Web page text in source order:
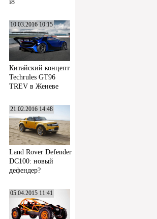
i8
10.03.2016 10:15
Китайский концепт
Techrules GT96
TREV в Женеве
21.02.2016 14:48
Land Rover Defender
DC100: новый
дефендер?
05.04.2015 11:41